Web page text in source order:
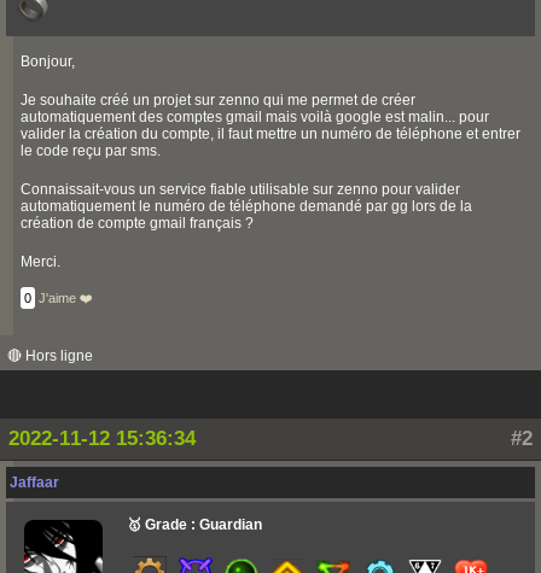
Bonjour,
Je souhaite créé un projet sur zenno qui me permet de créer
automatiquement des comptes gmail mais voilà google est malin... pour
valider la création du compte, il faut mettre un numéro de téléphone et entrer
le code reçu par sms.
Connaissait-vous un service fiable utilisable sur zenno pour valider
automatiquement le numéro de téléphone demandé par gg lors de la
création de compte gmail français ?
Merci.
0 J'aime ❤️
🔴 Hors ligne
#2
2022-11-12 15:36:34
Jaffaar
🥇 Grade : Guardian